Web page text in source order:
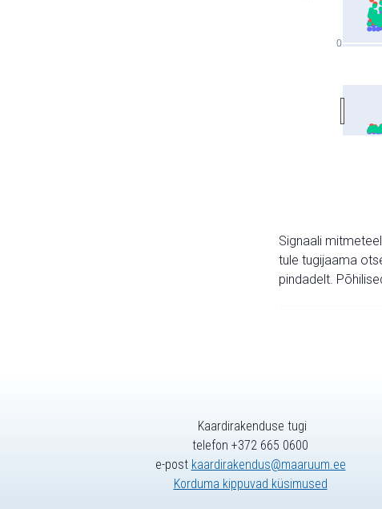
0
Signaali
tule tugijaama
pindadelt.
Kaardirakenduse tugi
telefon +372 665 0600
e-post kaardirakendus@maaruum.ee
Korduma kippuvad küsimused